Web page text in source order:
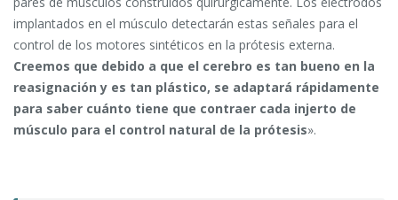
implantados en el músculo detectarán estas señales para el
control de los motores sintéticos en la prótesis externa.
Creemos que debido a que el cerebro es tan bueno en la
reasignación y es tan plástico, se adaptará rápidamente
para saber cuánto tiene que contraer cada injerto de
músculo para el control natural de la prótesis».